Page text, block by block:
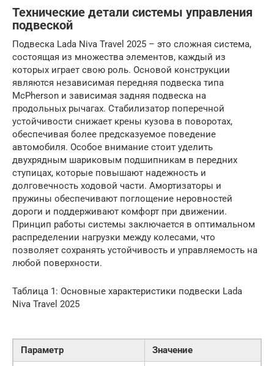
Технические детали системы управления
подвеской
Подвеска Lada Niva Travel 2025 – это сложная система,
состоящая из множества элементов, каждый из
которых играет свою роль. Основой конструкции
являются независимая передняя подвеска типа
McPherson и зависимая задняя подвеска на
продольных рычагах. Стабилизатор поперечной
устойчивости снижает крены кузова в поворотах,
обеспечивая более предсказуемое поведение
автомобиля. Особое внимание стоит уделить
двухрядным шариковым подшипникам в передних
ступицах, которые повышают надежность и
долговечность ходовой части. Амортизаторы и
пружины обеспечивают поглощение неровностей
дороги и поддерживают комфорт при движении.
Принцип работы системы заключается в оптимальном
распределении нагрузки между колесами, что
позволяет сохранять устойчивость и управляемость на
любой поверхности.
Таблица 1: Основные характеристики подвески Lada
Niva Travel 2025
Параметр Значение